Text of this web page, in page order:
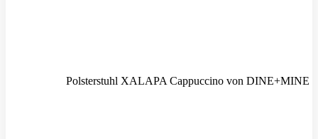
Polsterstuhl XALAPA Cappuccino von DINE+MINE